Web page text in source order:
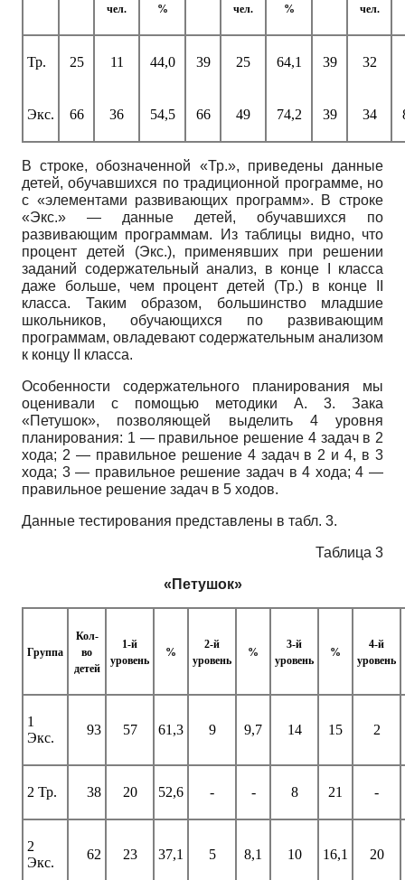
чел. % чел. % чел.
Тр. 25 11 44,0 39 25 64,1 39 32
Экс. 66 36 54,5 66 49 74,2 39 34
В строке, обозначенной «Тр.», приведены данные
детей, обучавшихся по традиционной программе, но
с «элементами развивающих программ». В строке
«Экс.» — данные детей, обучавшихся по
развивающим программам. Из таблицы видно, что
процент детей (Экс.), применявших при решении
заданий содержательный анализ, в конце I класса
даже больше, чем процент детей (Тр.) в конце II
класса. Таким образом, большинство младшие
школьников, обучающихся по развивающим
программам, овладевают содержательным анализом
к концу II класса.
Особенности содержательного планирования мы
оценивали с помощью методики А. 3. Зака
«Петушок», позволяющей выделить 4 уровня
планирования: 1 — правильное решение 4 задач в 2
хода; 2 — правильное решение 4 задач в 2 и 4, в 3
хода; 3 — правильное решение задач в 4 хода; 4 —
правильное решение задач в 5 ходов.
Данные тестирования представлены в табл. 3.
Таблица 3
«Петушок»
Группа
Кол-
во
детей
1-й
уровень
%
2-й
уровень
%
3-й
уровень
%
4-й
уровень
1
Экс.
93 57 61,3 9 9,7 14 15 2
2 Тр. 38 20 52,6 - - 8 21 -
2
Экс.
62 23 37,1 5 8,1 10 16,1 20